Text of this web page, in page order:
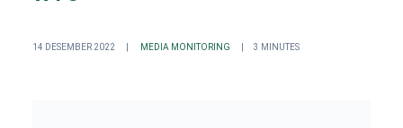
14 DESEMBER 2022 MEDIA MONITORING 3 MINUTES